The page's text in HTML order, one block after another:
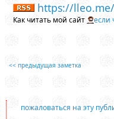
https://
Как читать мой сайт если
<< предыдущая заметка
пожаловаться на эту